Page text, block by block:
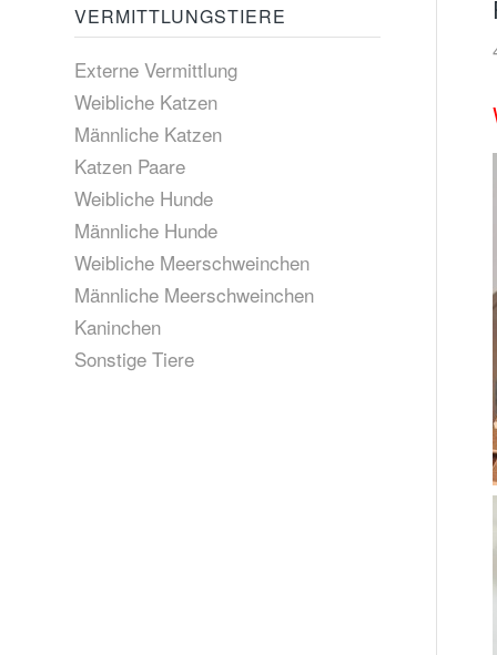
VERMITTLUNGSTIERE
Externe Vermittlung
Weibliche Katzen
Männliche Katzen
Katzen Paare
Weibliche Hunde
Männliche Hunde
Weibliche Meerschweinchen
Männliche Meerschweinchen
Kaninchen
Sonstige Tiere